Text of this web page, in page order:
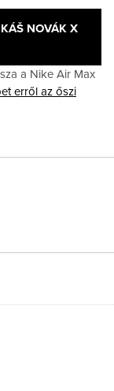
NOVÁK X
a Nike Air Max
erről az őszi